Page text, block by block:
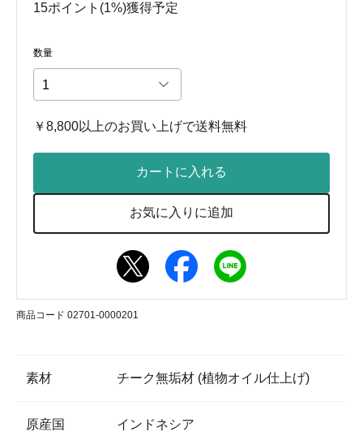
15ポイント(1%)獲得予定
数量
￥8,800以上のお買い上げで送料無料
カートに入れる
お気に入りに追加
商品コード 02701-0000201
素材 チーク無垢材 (植物オイル仕上げ)
原産国 インドネシア